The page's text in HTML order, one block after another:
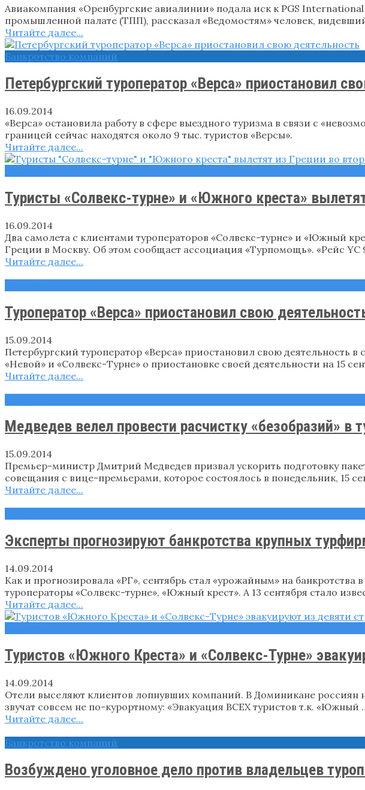
Авиакомпания «Оренбургские авиалинии» подала иск к PGS
промышленной палате (ТПП), рассказал «Ведомостям» человек,
Читайте далее...
Банкротство компаний
Петербургский туроператор «Верса» приостановил
16.09.2014
«Верса» остановила работу в сфере выездного туризма в связи с
границей сейчас находятся около 9 тыс. туристов «Версы».
Читайте далее...
Туристы «Солвекс-турне» и «Южного креста»
16.09.2014
Два самолета с клиентами туроператоров «Солвекс-турне» и «Южный
Греции в Москву. Об этом сообщает ассоциация «Турпомощь». «Рейс YC
Читайте далее...
Туроператор «Верса» приостановил свою
15.09.2014
Петербургский туроператор «Верса» приостановил свою деятельность
«Невой» и «Солвекс-Турне» о приостановке своей деятельности на 15
Читайте далее...
Медведев велел провести расчистку «безобразий» в
15.09.2014
Премьер-министр Дмитрий Медведев призвал ускорить подготовку
совещания с вице-премьерами, которое состоялось в понедельник, 15
Читайте далее...
Эксперты прогнозируют банкротства крупных
14.09.2014
Как и прогнозировала «РГ», сентябрь стал «урожайным» на
туроператоры «Солвекс-турне», «Южный крест». А 13 сентября стало
Читайте далее...
Туристов «Южного Креста» и «Солвекс-Турне»
14.09.2014
Отели выселяют клиентов лопнувших компаний. В Доминикане
звучат совсем не по-курортному: «Эвакуация ВСЕХ туристов т.к. «Южный
Читайте далее...
Банкротство компаний
Возбуждено уголовное дело против владельцев